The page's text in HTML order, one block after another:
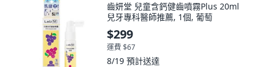
齒妍堂 兒童含鈣健齒噴霧Plus 20ml
兒牙專科醫師推薦, 1個, 葡萄
$299
運費 $67
8/19 預計送達